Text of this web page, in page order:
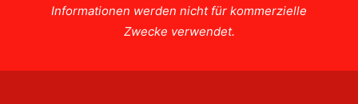
Informationen werden nicht für kommerzielle
Zwecke verwendet.